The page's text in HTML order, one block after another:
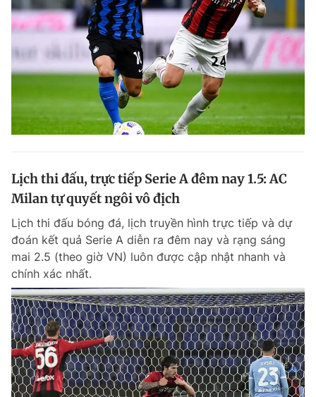
Lịch thi đấu, trực tiếp Serie A đêm nay 1.5: AC
Milan tự quyết ngôi vô địch
Lịch thi đấu bóng đá, lịch truyền hình trực tiếp và dự
đoán kết quả Serie A diễn ra đêm nay và rạng sáng
mai 2.5 (theo giờ VN) luôn được cập nhật nhanh và
chính xác nhất.